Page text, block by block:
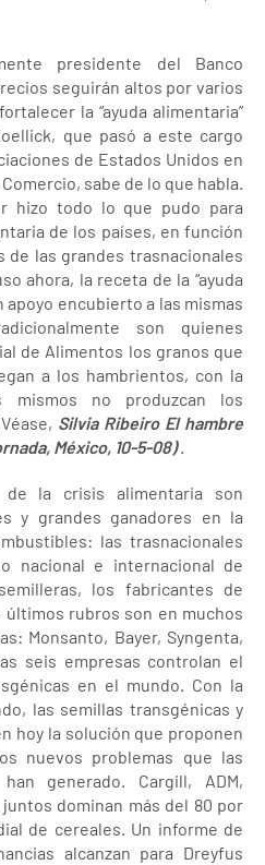
presidente del Banco
seguirán altos por varios
la “ayuda alimentaria”
que pasó a este cargo
de Estados Unidos en
sabe de lo que habla.
hizo todo lo que pudo para
de los países, en función
las grandes trasnacionales
ahora, la receta de la “ayuda
apoyo encubierto a las mismas
son quienes
de Alimentos los granos que
a los hambrientos, con la
mismos no produzcan los
Silvia Ribeiro El hambre
México, 10-5-08) .
de la crisis alimentaria son
y grandes ganadores en la
las trasnacionales
nacional e internacional de
los fabricantes de
rubros son en muchos
Monsanto, Bayer, Syngenta,
seis empresas controlan el
en el mundo. Con la
las semillas transgénicas y
hoy la solución que proponen
nuevos problemas que las
generado. Cargill, ADM,
dominan más del 80 por
de cereales. Un informe de
alcanzan para Dreyfus